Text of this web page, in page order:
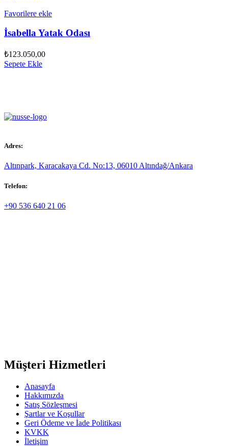
Favorilere ekle
İsabella Yatak Odası
₺123.050,00
Sepete Ekle
Adres:
Altınpark, Karacakaya Cd. No:13, 06010 Altındağ/Ankara
Telefon:
+90 536 640 21 06
Müşteri Hizmetleri
Anasayfa
Hakkımızda
Satış Sözleşmesi
Şartlar ve Koşullar
Geri Ödeme ve İade Politikası
KVKK
İletişim